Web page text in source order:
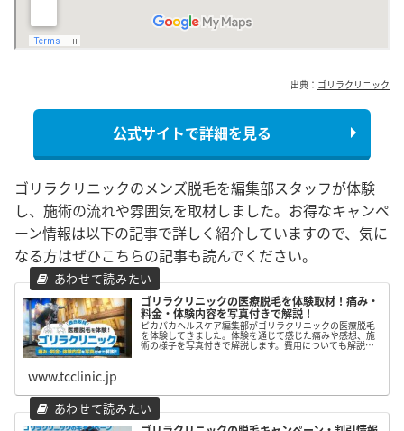
出典： ゴリラクリニック
公式サイトで詳細を見る
ゴリラクリニックのメンズ脱毛を編集部スタッフが体験
し、施術の流れや雰囲気を取材しました。お得なキャンペ
ーン情報は以下の記事で詳しく紹介していますので、気に
なる方はぜひこちらの記事も読んでください。
ゴリラクリニックの医療脱毛を体験取材！痛み・
料金・体験内容を写真付きで解説！
ピカパカヘルスケア編集部がゴリラクリニックの医療脱毛
を体験してきました。体験を通じて感じた痛みや感想、施
術の様子を写真付きで解説します。費用についても解説す
www.tcclinic.jp